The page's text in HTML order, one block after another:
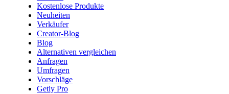
Kostenlose Produkte
Neuheiten
Verkäufer
Creator-Blog
Blog
Alternativen vergleichen
Anfragen
Umfragen
Vorschläge
Getly Pro